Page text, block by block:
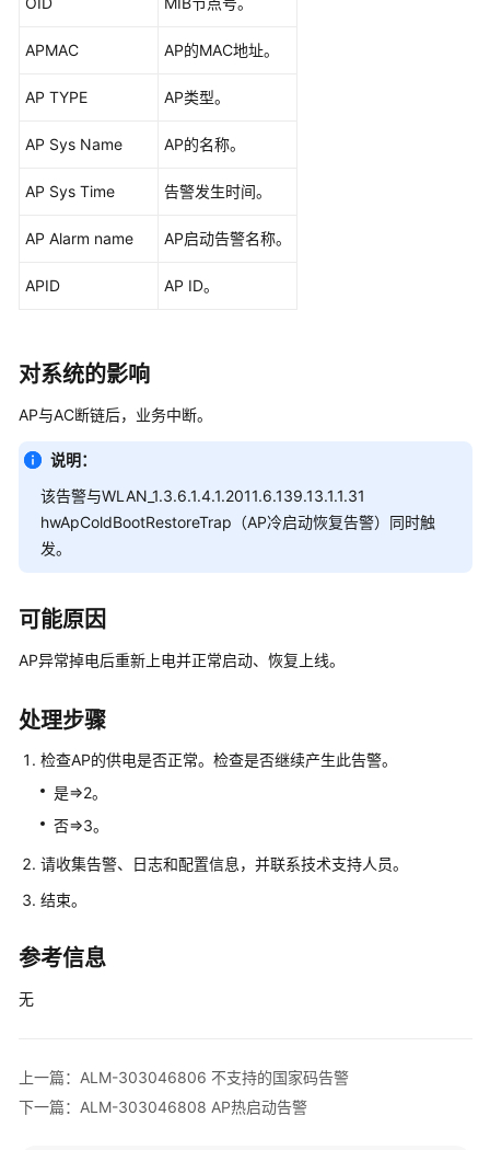
为
坤-
户
共
作
华
坤-
MSP
操
多
文
档
规
格
清
License
介
设
告
警
理
AR
备
APMAC AP的MAC地址。
AP TYPE AP类型。
AP Sys Name AP的名称。
AP Sys Time 告警发生时间。
AP Alarm name AP启动告警名称。
APID AP ID。
对系统的影响
AP与AC断链后，业务中断。
说明：
该告警与WLAN_1.3.6.1.4.1.2011.6.139.13.1.1.31
hwApColdBootRestoreTrap（AP冷启动恢复告警）同时触
发。
可能原因
AP异常掉电后重新上电并正常启动、恢复上线。
处理步骤
检查AP的供电是否正常。检查是否继续产生此告警。
是=>2。
否=>3。
请收集告警、日志和配置信息，并联系技术支持人员。
结束。
参考信息
无
上一篇：ALM-303046806 不支持的国家码告警
下一篇：ALM-303046808 AP热启动告警